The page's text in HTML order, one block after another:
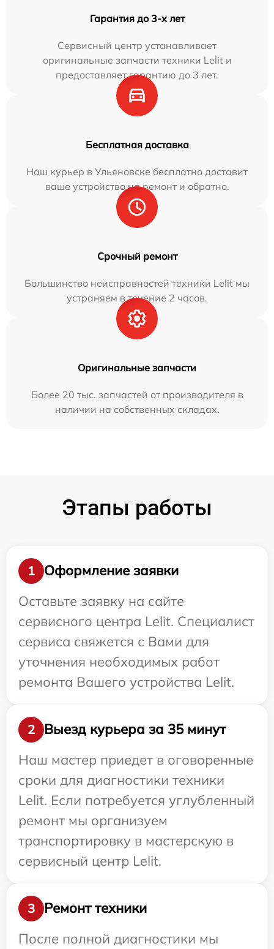
Гарантия до 3-х лет
Сервисный центр устанавливает
оригинальные запчасти техники Lelit и
предоставляет гарантию до 3 лет.
Бесплатная доставка
Наш курьер в Ульяновске бесплатно доставит
ваше устройство на ремонт и обратно.
Срочный ремонт
Большинство неисправностей техники Lelit мы
устраняем в течение 2 часов.
Оригинальные запчасти
Более 20 тыс. запчастей от производителя в
наличии на собственных складах.
Этапы работы
1
Оформление заявки
Оставьте заявку на сайте
сервисного центра Lelit. Специалист
сервиса свяжется с Вами для
уточнения необходимых работ
ремонта Вашего устройства Lelit.
2
Выезд курьера за 35 минут
Наш мастер приедет в оговоренные
сроки для диагностики техники
Lelit. Если потребуется углубленный
ремонт мы организуем
транспортировку в мастерскую в
сервисный центр Lelit.
3
Ремонт техники
После полной диагностики мы